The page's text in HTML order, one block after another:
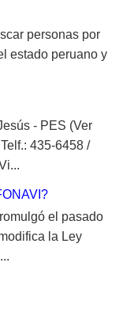
personas por
estado peruano y
- PES (Ver
435-6458 /
el pasado
la Ley